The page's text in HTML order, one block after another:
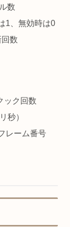
数
1、無効時は0
数
ック回数
秒）
レーム番号